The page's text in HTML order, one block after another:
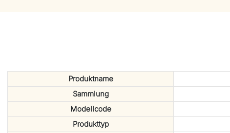
Produktname
Sammlung
Modellcode
Produkttyp